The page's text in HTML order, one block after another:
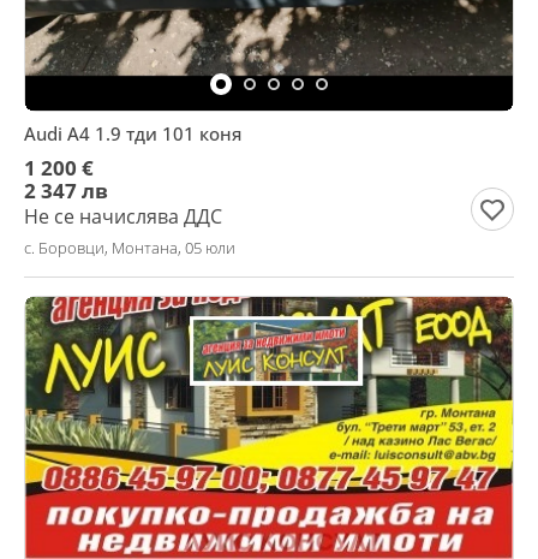
Audi A4 1.9 тди 101 коня
1 200 €
2 347 лв
Не се начислява ДДС
с. Боровци, Монтана, 05 юли